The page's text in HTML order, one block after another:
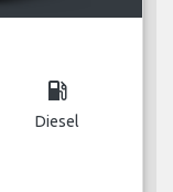
local_gas_station
Diesel